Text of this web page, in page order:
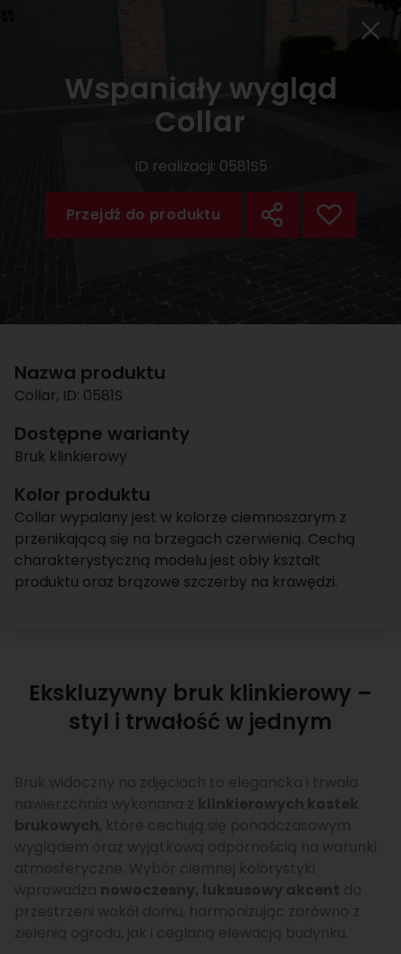
Wspaniały wygląd
Collar
ID realizacji: 0581S5
Przejdź do produktu
Nazwa produktu
Collar, ID: 0581S
Dostępne warianty
Bruk klinkierowy
Kolor produktu
Collar wypalany jest w kolorze ciemnoszarym z
przenikającą się na brzegach czerwienią. Cechą
charakterystyczną modelu jest obły kształt
produktu oraz brązowe szczerby na krawędzi.
Ekskluzywny bruk klinkierowy –
styl i trwałość w jednym
Bruk widoczny na zdjęciach to elegancka i trwała
nawierzchnia wykonana z klinkierowych kostek
brukowych, które cechują się ponadczasowym
wyglądem oraz wyjątkową odpornością na warunki
atmosferyczne. Wybór ciemnej kolorystyki
wprowadza nowoczesny, luksusowy akcent do
przestrzeni wokół domu, harmonizując zarówno z
zielenią ogrodu, jak i ceglaną elewacją budynku.